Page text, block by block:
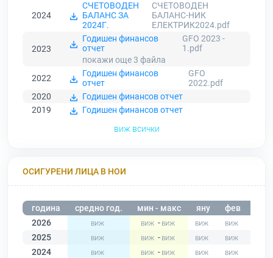
2024
СЧЕТОВОДЕН
БАЛАНС ЗА
2024Г.
СЧЕТОВОДЕН
БАЛАНС-НИК
ЕЛЕКТРИК2024.pdf
2023
Годишен финансов
отчет
GFO 2023 -
1.pdf
покажи още 3 файла
2022
Годишен финансов
отчет
GFO
2022.pdf
2020
Годишен финансов отчет
2019
Годишен финансов отчет
виж всички
ОСИГУРЕНИ ЛИЦА В НОИ
година средно год. мин - макс яну фев
2026
-
2025
-
2024
-